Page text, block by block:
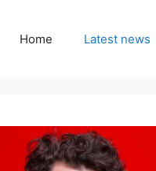
Home Latest news